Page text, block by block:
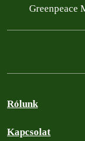
Greenpeace
Rólunk
Kapcsolat